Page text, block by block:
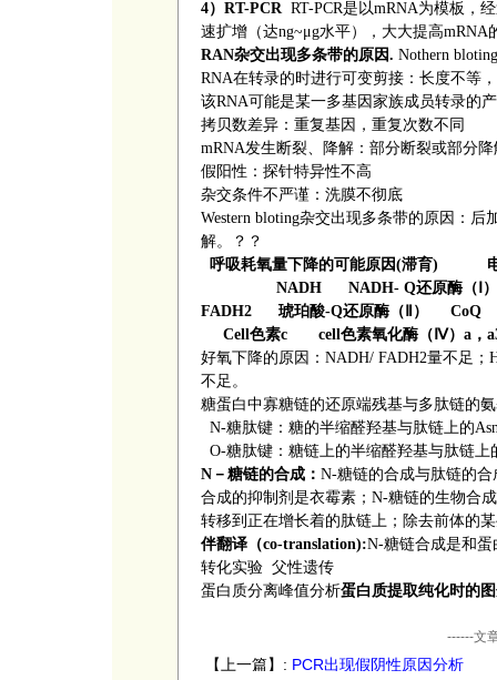
4） RT-PCR RT-PCR是以mRNA为模板，
速扩增（达ng~μg水平），大大提高mRNA
RAN杂交出现多条带的原因. Nothern bloting
RNA在转录的时进行可变剪接：长度不等
该RNA可能是某一多基因家族成员转录的
拷贝数差异：重复基因，重复次数不同
mRNA发生断裂、降解：部分断裂或部分
假阳性：探针特异性不高
杂交条件不严谨：洗膜不彻底
Western bloting杂交出现多条带的原因：后
解。？？
呼吸耗氧量下降的可能原因(滞育)
NADH NADH- Q还原酶（
FADH2 琥珀酸-Q还原酶（ ） CoQ
Cell色素c cell色素氧化酶（ Ⅳ） a ，
好氧下降的原因： NADH/ FADH2量不足；
不足
糖蛋白中寡糖链的还原端残基与多肽链的
N-糖肽键：糖的半缩醛羟基与肽链上的
O-糖肽键：糖链上的半缩醛羟基与肽链上
N －糖链的合成： N-糖链的合成与肽链的合
合成的抑制剂是衣霉素； N-糖链的生物合
转移到正在增长着的肽链上；除去前体的
伴翻译（co-translation):N-糖链合成是和
转化实验 父性遗传
蛋白质分离峰值分析蛋白质提取纯化时的
------文
【上一篇】: PCR出现假阴性原因分析